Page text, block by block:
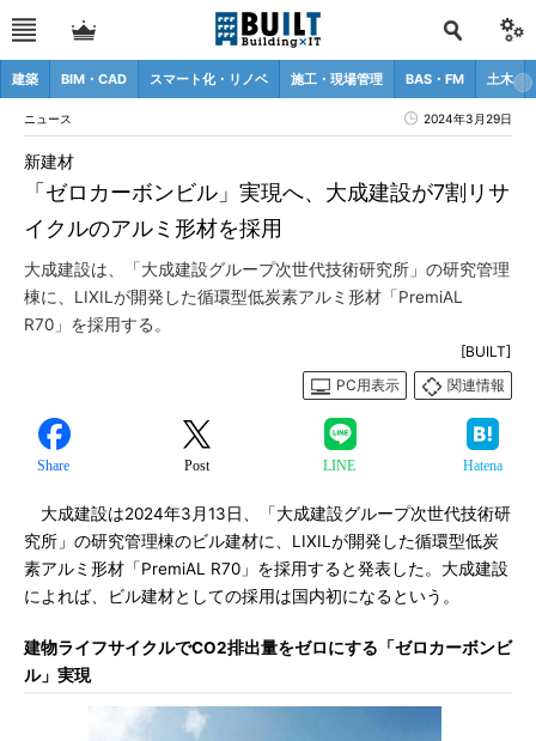
建築 BIM・CAD スマート化・リノベ 施工・現場管理 BAS・FM 土木
ニュース 2024年3月29日
「ゼロカーボンビル」実現へ、大成建設が7割リサ
イクルのアルミ形材を採用
新建材
大成建設は、「大成建設グループ次世代技術研究所」の研究管理
棟に、LIXILが開発した循環型低炭素アルミ形材「PremiAL
R70」を採用する。
[BUILT]
PC用表示
関連情報
Share Post LINE Hatena
大成建設は2024年3月13日、「大成建設グループ次世代技術研
究所」の研究管理棟のビル建材に、LIXILが開発した循環型低炭
素アルミ形材「PremiAL R70」を採用すると発表した。大成建設
によれば、ビル建材としての採用は国内初になるという。
建物ライフサイクルでCO2排出量をゼロにする「ゼロカーボンビ
ル」実現